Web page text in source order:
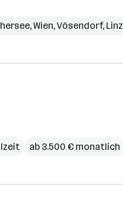
,Wien,Vösendorf, Linz
ab 3.500 € monatlich